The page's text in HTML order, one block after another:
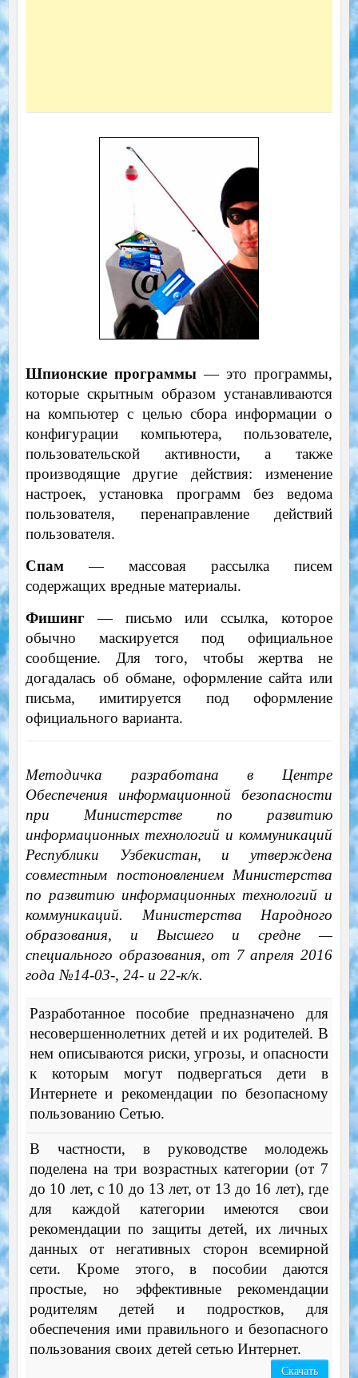
Шпионские программы —это программы,
которые скрытным образом устанавливаются
на компьютер с целью сбора информации о
конфигурации компьютера, пользователе,
пользовательской активности, а также
производящие другие действия: изменение
настроек, установка программ без ведома
пользователя, перенаправление действий
пользователя.
Спам— массовая рассылка писем
содержащих вредные материалы.
Фишинг
—письмо или ссылка, которое
обычно маскируется под официальное
сообщение. Для того, чтобы жертва не
догадалась об обмане, оформление сайта или
письма, имитируется под оформление
официального варианта.
Методичка разработана в Центре
Обеспечения информационной безопасности
при Министерстве по развитию
информационных технологий и коммуникаций
Республики Узбекистан, и утверждена
совместным постоновлением Министерства
по развитию информационных технологий и
коммуникаций. Министерства Народного
образования, и Высшего и средне —
специального образования, от 7 апреля 2016
года №14-03-, 24- и 22-к/к.
Разработанное пособие предназначено для
несовершеннолетних детей и их родителей. В
нем описываются риски, угрозы, и опасности
к которым могут подвергаться дети в
Интернете и рекомендации по безопасному
пользованию Сетью.
В частности, в руководстве молодежь
поделена на три возрастных категории (от 7
до 10 лет, с 10 до 13 лет, от 13 до 16 лет), где
для каждой категории имеются свои
рекомендации по защиты детей, их личных
данных от негативных сторон всемирной
сети. Кроме этого, в пособии даются
простые, но эффективные рекомендации
родителям детей и подростков, для
обеспечения ими правильного и безопасного
пользования своих детей сетью Интернет.
Скачать